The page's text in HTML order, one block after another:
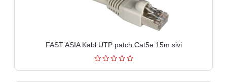
FAST ASIA Kabl UTP patch Cat5e 15m sivi